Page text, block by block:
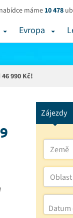
máme 10 478
Evropa
990 Kč!
Zájezdy
Země
Oblast